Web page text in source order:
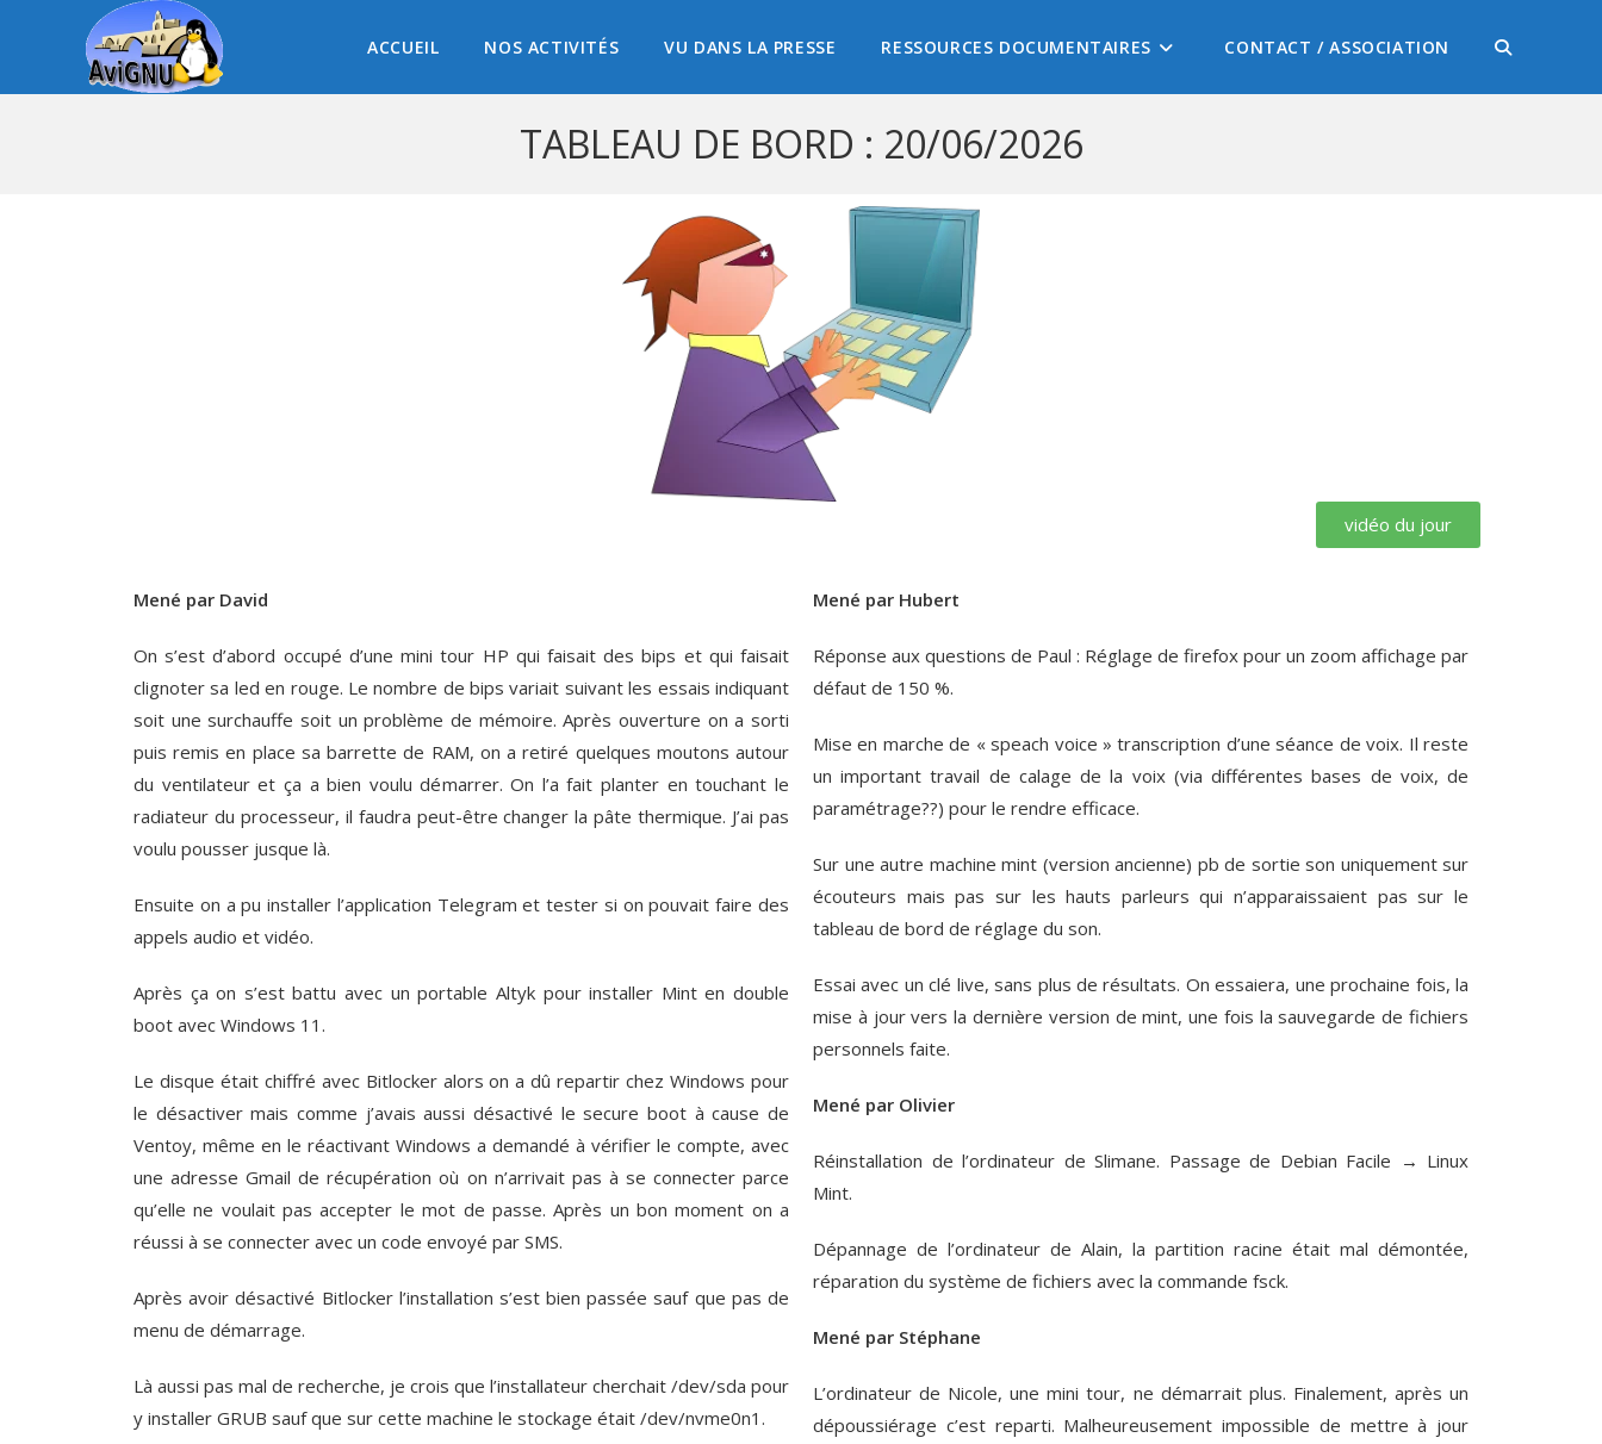
ACCUEIL NOS ACTIVITÉS VU DANS LA PRESSE RESSOURCES DOCUMENTAIRES CONTACT / ASSOCIATION
TABLEAU DE BORD : 20/06/2026
vidéo du jour
Mené par David
On s’est d’abord occupé d’une mini tour HP qui faisait des bips et qui faisait
clignoter sa led en rouge. Le nombre de bips variait suivant les essais indiquant
soit une surchauffe soit un problème de mémoire. Après ouverture on a sorti
puis remis en place sa barrette de RAM, on a retiré quelques moutons autour
du ventilateur et ça a bien voulu démarrer. On l’a fait planter en touchant le
radiateur du processeur, il faudra peut-être changer la pâte thermique. J’ai pas
voulu pousser jusque là.
Ensuite on a pu installer l’application Telegram et tester si on pouvait faire des
appels audio et vidéo.
Après ça on s’est battu avec un portable Altyk pour installer Mint en double
boot avec Windows 11.
Le disque était chiffré avec Bitlocker alors on a dû repartir chez Windows pour
le désactiver mais comme j’avais aussi désactivé le secure boot à cause de
Ventoy, même en le réactivant Windows a demandé à vérifier le compte, avec
une adresse Gmail de récupération où on n’arrivait pas à se connecter parce
qu’elle ne voulait pas accepter le mot de passe. Après un bon moment on a
réussi à se connecter avec un code envoyé par SMS.
Après avoir désactivé Bitlocker l’installation s’est bien passée sauf que pas de
menu de démarrage.
Là aussi pas mal de recherche, je crois que l’installateur cherchait /dev/sda pour
y installer GRUB sauf que sur cette machine le stockage était /dev/nvme0n1.
Mené par Hubert
Réponse aux questions de Paul : Réglage de firefox pour un zoom affichage par
défaut de 150 %.
Mise en marche de « speach voice » transcription d’une séance de voix. Il reste
un important travail de calage de la voix (via différentes bases de voix, de
paramétrage??) pour le rendre efficace.
Sur une autre machine mint (version ancienne) pb de sortie son uniquement sur
écouteurs mais pas sur les hauts parleurs qui n’apparaissaient pas sur le
tableau de bord de réglage du son.
Essai avec un clé live, sans plus de résultats. On essaiera, une prochaine fois, la
mise à jour vers la dernière version de mint, une fois la sauvegarde de fichiers
personnels faite.
Mené par Olivier
Réinstallation de l’ordinateur de Slimane. Passage de Debian Facile → Linux
Mint.
Dépannage de l’ordinateur de Alain, la partition racine était mal démontée,
réparation du système de fichiers avec la commande fsck.
Mené par Stéphane
L’ordinateur de Nicole, une mini tour, ne démarrait plus. Finalement, après un
dépoussiérage c’est reparti. Malheureusement impossible de mettre à jour